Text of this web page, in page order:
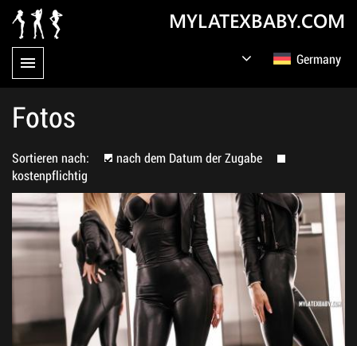
MYLATEXBABY.COM
Germany
Fotos
Sortieren nach:
nach dem Datum der Zugabe
kostenpflichtig